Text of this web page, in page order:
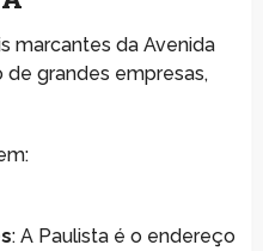
marcantes da Avenida
grandes empresas,
: A Paulista é o endereço